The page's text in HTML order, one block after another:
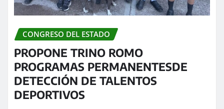
CONGRESO DEL ESTADO
PROPONE TRINO ROMO
PROGRAMAS PERMANENTESDE
DETECCIÓN DE TALENTOS
DEPORTIVOS